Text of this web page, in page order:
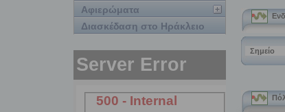
Αφιερώματα
Διασκέδαση στο Ηράκλειο